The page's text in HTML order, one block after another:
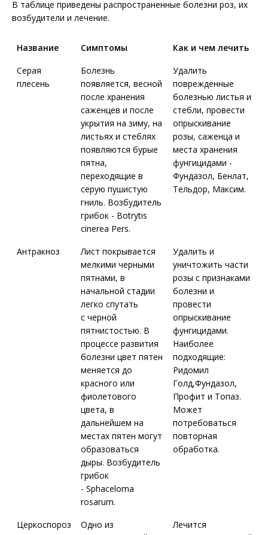
В таблице приведены распространенные болезни роз, их
возбудители и лечение.
Название Симптомы
Как и чем лечить
Серая
плесень
Болезнь
появляется, весной
после хранения
саженцев и после
укрытия на зиму, на
листьях и стеблях
появляются бурые
пятна,
переходящие в
серую пушистую
гниль. Возбудитель
грибок - Botrytis
cinerea Pers.
Удалить
поврежденные
болезнью листья и
стебли, провести
опрыскивание
розы, саженца и
места хранения
фунгицидами -
Фундазол, Бенлат,
Тельдор, Максим.
Антракноз
Лист покрывается
мелкими черными
пятнами, в
начальной стадии
легко спутать
с черной
пятнистостью. В
процессе развития
болезни цвет пятен
меняется до
красного или
фиолетового
цвета, в
дальнейшем на
местах пятен могут
образоваться
дыры. Возбудитель
грибок
- Sphaceloma
rosarum.
Удалить и
уничтожить части
розы с признаками
болезни и
провести
опрыскивание
фунгицидами.
Наиболее
подходящие:
Ридомил
Голд,Фундазол,
Профит и Топаз.
Может
потребоваться
повторная
обработка.
Церкоспороз
Одно из
Лечится